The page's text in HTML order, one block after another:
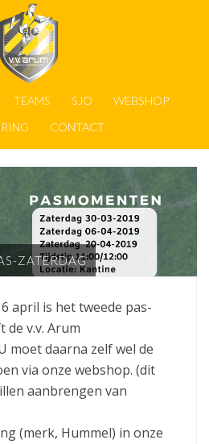
TEAMS SJO
WEBSHOP
CONTACT
ZATERDAG
april is het tweede pas-
v.v. Arum
moet daarna zelf wel de
via onze webshop. (dit
aanbrengen van
(merk, Hummel) in onze